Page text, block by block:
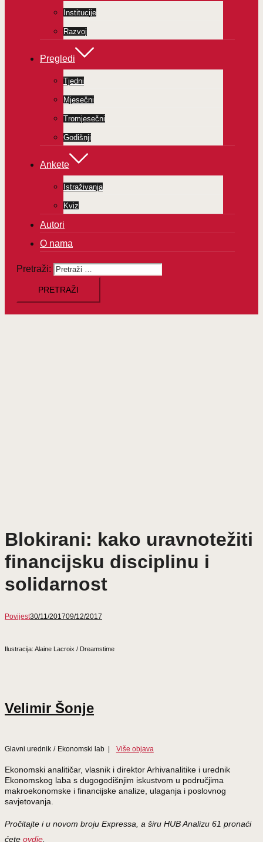
Institucije
Razvoj
Pregledi
Tjedni
Mjesečni
Tromjesečni
Godišnji
Ankete
Istraživanja
Kviz
Autori
O nama
Pretraži:
Blokirani: kako uravnotežiti
financijsku disciplinu i
solidarnost
Povijest30/11/201709/12/2017
Ilustracija: Alaine Lacroix / Dreamstime
Velimir Šonje
Glavni urednik / Ekonomski lab | Više objava
Ekonomski analitičar, vlasnik i direktor Arhivanalitike i urednik
Ekonomskog laba s dugogodišnjim iskustvom u područjima
makroekonomske i financijske analize, ulaganja i poslovnog
savjetovanja.
Pročitajte i u novom broju Expressa, a širu HUB Analizu 61 pronaći
ćete ovdje